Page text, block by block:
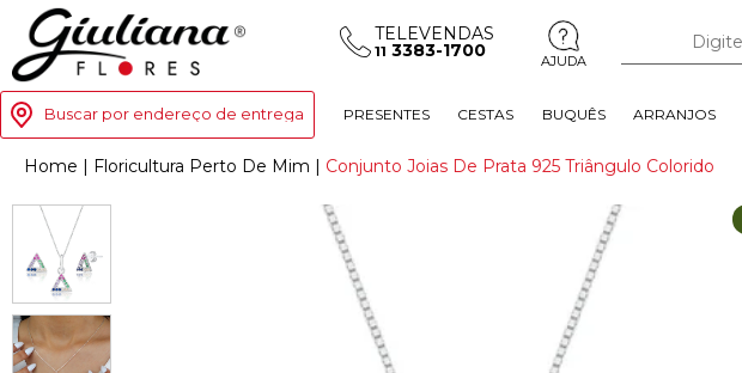
TELEVENDAS
11 3383-1700 AJUDA
Buscar por endereço de entrega PRESENTES CESTAS BUQUÊS ARRANJOS
Home | Floricultura Perto De Mim | Conjunto Joias De Prata 925 Triângulo Colorido